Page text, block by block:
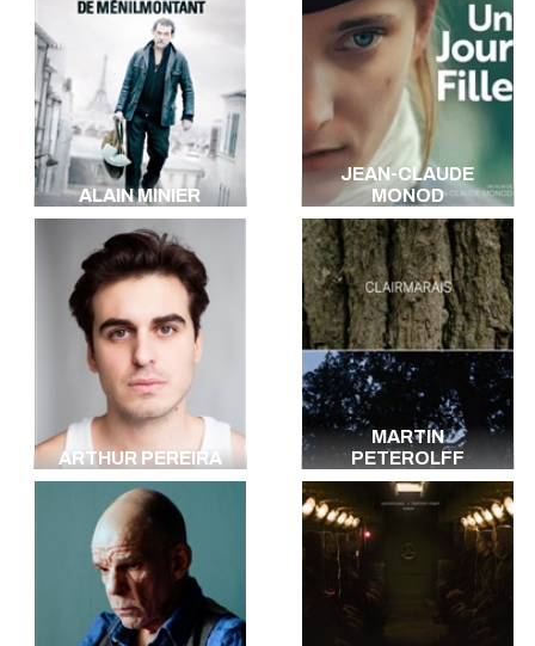
ALAIN MINIER
JEAN-CLAUDE
MONOD
ARTHUR PEREIRA
MARTIN
PETEROLFF